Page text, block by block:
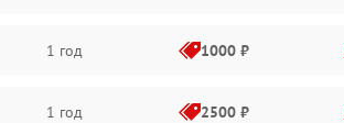
1 год 1000 ₽
1 год 2500 ₽